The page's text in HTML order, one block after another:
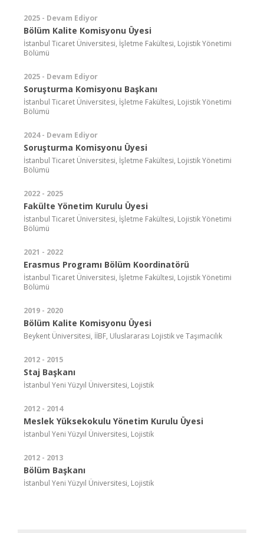
2025 - Devam Ediyor
Bölüm Kalite Komisyonu Üyesi
İstanbul Ticaret Üniversitesi, İşletme Fakültesi, Lojistik Yönetimi
Bölümü
2025 - Devam Ediyor
Soruşturma Komisyonu Başkanı
İstanbul Ticaret Üniversitesi, İşletme Fakültesi, Lojistik Yönetimi
Bölümü
2024 - Devam Ediyor
Soruşturma Komisyonu Üyesi
İstanbul Ticaret Üniversitesi, İşletme Fakültesi, Lojistik Yönetimi
Bölümü
2022 - 2025
Fakülte Yönetim Kurulu Üyesi
İstanbul Ticaret Üniversitesi, İşletme Fakültesi, Lojistik Yönetimi
Bölümü
2021 - 2022
Erasmus Programı Bölüm Koordinatörü
İstanbul Ticaret Üniversitesi, İşletme Fakültesi, Lojistik Yönetimi
Bölümü
2019 - 2020
Bölüm Kalite Komisyonu Üyesi
Beykent Üniversitesi, İİBF, Uluslararası Lojistik ve Taşımacılık
2012 - 2015
Staj Başkanı
İstanbul Yeni Yüzyıl Üniversitesi, Lojistik
2012 - 2014
Meslek Yüksekokulu Yönetim Kurulu Üyesi
İstanbul Yeni Yüzyıl Üniversitesi, Lojistik
2012 - 2013
Bölüm Başkanı
İstanbul Yeni Yüzyıl Üniversitesi, Lojistik